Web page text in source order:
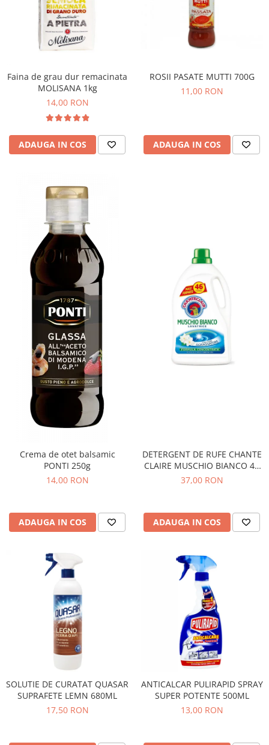
Faina de grau dur remacinata
MOLISANA 1kg
14,00 RON
ADAUGA IN COS
ROSII PASATE MUTTI 700G
11,00 RON
ADAUGA IN COS
Crema de otet balsamic
PONTI 250g
14,00 RON
ADAUGA IN COS
DETERGENT DE RUFE CHANTE
CLAIRE MUSCHIO BIANCO 46
SPALARI
37,00 RON
ADAUGA IN COS
SOLUTIE DE CURATAT QUASAR
SUPRAFETE LEMN 680ML
17,50 RON
ANTICALCAR PULIRAPID SPRAY
SUPER POTENTE 500ML
13,00 RON